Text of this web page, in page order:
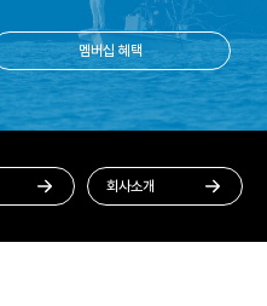
멤버십 혜택
회사소개